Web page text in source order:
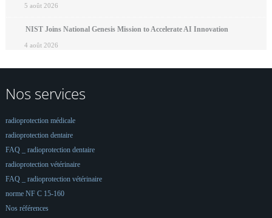
5 août 2026
NIST Joins National Genesis Mission to Accelerate AI Innovation
4 août 2026
Nos services
radioprotection médicale
radioprotection dentaire
FAQ _ radioprotection dentaire
radioprotection vétérinaire
FAQ _ radioprotection vétérinaire
norme NF C 15-160
Nos références